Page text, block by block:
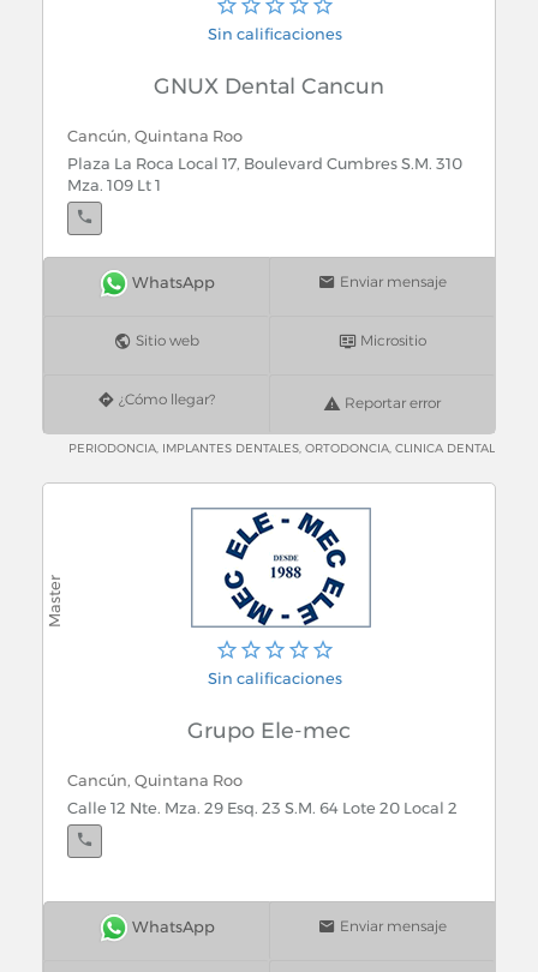
Sin calificaciones
GNUX Dental Cancun
Cancún, Quintana Roo
Plaza La Roca Local 17, Boulevard Cumbres S.M. 310
Mza. 109 Lt 1
Enviar mensaje
Sitio web Micrositio
¿Cómo llegar? Reportar error
PERIODONCIA, IMPLANTES DENTALES, ORTODONCIA, CLINICA DENTAL
Sin calificaciones
Grupo Ele-mec
Cancún, Quintana Roo
Calle 12 Nte. Mza. 29 Esq. 23 S.M. 64 Lote 20 Local 2
Enviar mensaje